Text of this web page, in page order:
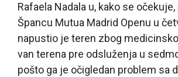
Rafaela Nadala u, kako se
Špancu Mutua Madrid Openu u
napustio je teren zbog
van terena pre odsluženja u
pošto ga je očigledan problem sa